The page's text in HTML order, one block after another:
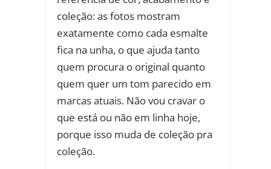
coleção: as fotos mostram
exatamente como cada esmalte
fica na unha, o que ajuda tanto
quem procura o original quanto
quem quer um tom parecido em
marcas atuais. Não vou cravar o
que está ou não em linha hoje,
porque isso muda de coleção pra
coleção.